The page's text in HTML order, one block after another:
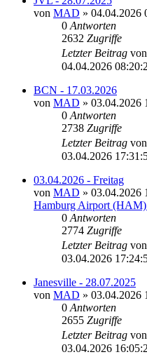
von MAD » 04.04.2026
0 Antworten
2632 Zugriffe
Letzter Beitrag von
04.04.2026
BCN - 17.03.2026
von MAD » 03.04.2026
0 Antworten
2738 Zugriffe
Letzter Beitrag von
03.04.2026
03.04.2026 - Freitag
von MAD » 03.04.2026
Hamburg Airport
0 Antworten
2774 Zugriffe
Letzter Beitrag von
03.04.2026
Janesville - 28.07.2025
von MAD » 03.04.2026
0 Antworten
2655 Zugriffe
Letzter Beitrag von
03.04.2026